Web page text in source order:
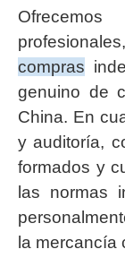
compras
genuino de
China. En
y auditoría,
formados y
las normas
la mercancía